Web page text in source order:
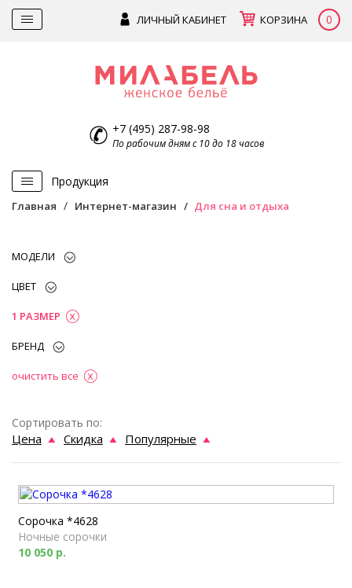
ЛИЧНЫЙ КАБИНЕТ КОРЗИНА 0
+7 (495) 287-98-98
По рабочим дням с 10 до 18 часов
Продукция
Главная Интернет-магазин Для сна и отдыха
МОДЕЛИ
ЦВЕТ
1 РАЗМЕР
БРЕНД
очистить все
Сортировать по:
Цена Скидка Популярные
Сорочка *4628
Ночные сорочки
10 050 р.